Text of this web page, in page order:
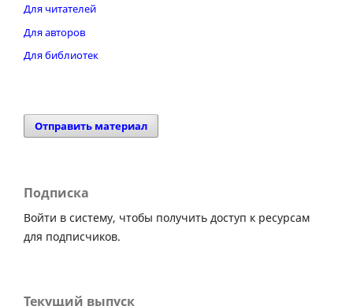
Для читателей
Для авторов
Для библиотек
Отправить материал
Подписка
Войти в систему, чтобы получить доступ к ресурсам
для подписчиков.
Текущий выпуск